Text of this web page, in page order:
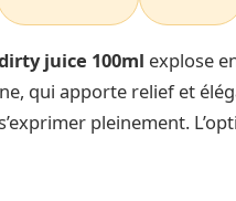
juice 100ml explose
qui apporte relief et
pleinement.